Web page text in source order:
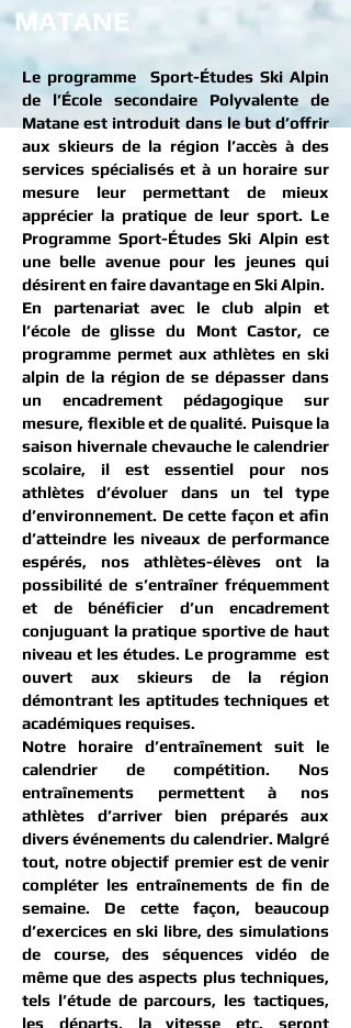
MATANE
​Le programme Sport-Études Ski Alpin
de l’École secondaire Polyvalente de
Matane est introduit dans le but d’offrir
aux skieurs de la région l’accès à des
services spécialisés et à un horaire sur
mesure leur permettant de mieux
apprécier la pratique de leur sport. Le
Programme Sport-Études Ski Alpin est
une belle avenue pour les jeunes qui
désirent en faire davantage en Ski Alpin.
En partenariat avec le club alpin et
l’école de glisse du Mont Castor, ce
programme permet aux athlètes en ski
alpin de la région de se dépasser dans
un encadrement pédagogique sur
mesure, flexible et de qualité. Puisque la
saison hivernale chevauche le calendrier
scolaire, il est essentiel pour nos
athlètes d’évoluer dans un tel type
d’environnement. De cette façon et afin
d’atteindre les niveaux de performance
espérés, nos athlètes-élèves ont la
possibilité de s’entraîner fréquemment
et de bénéficier d’un encadrement
conjuguant la pratique sportive de haut
niveau et les études. Le programme est
ouvert aux skieurs de la région
démontrant les aptitudes techniques et
académiques requises.
Notre horaire d’entraînement suit le
calendrier de compétition. Nos
entraînements permettent à nos
athlètes d’arriver bien préparés aux
divers événements du calendrier. Malgré
tout, notre objectif premier est de venir
compléter les entraînements de fin de
semaine. De cette façon, beaucoup
d’exercices en ski libre, des simulations
de course, des séquences vidéo de
même que des aspects plus techniques,
tels l’étude de parcours, les tactiques,
les départs, la vitesse etc. seront